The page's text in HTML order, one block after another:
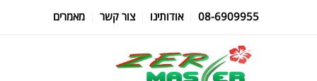
08-6909955 אודותינו צור קשר מאמרים